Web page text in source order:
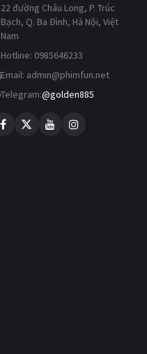
22 đường Châu Long, P. Trúc
Bạch, Q. Ba Đình, Hà Nội, Việt
Nam
Hotline: 0985646233
Email: admin@phimfun.net
Telegram:@golden885